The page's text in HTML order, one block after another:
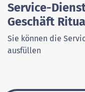
Service-
Geschäft
Sie können die
ausfüllen